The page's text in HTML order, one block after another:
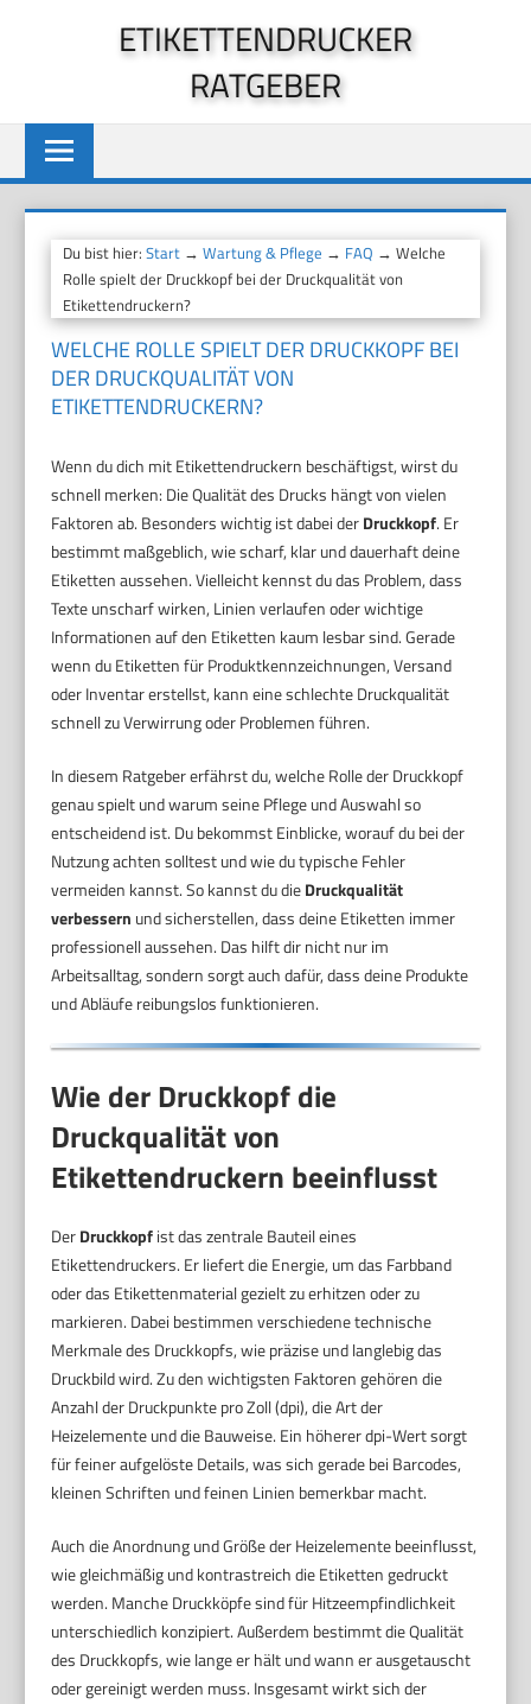
ETIKETTENDRUCKER
RATGEBER
Du bist hier:Start →Wartung & Pflege → FAQ → Welche
Rolle spielt der Druckkopf bei der Druckqualität von
Etikettendruckern?
WELCHE ROLLE SPIELT DER DRUCKKOPF BEI
DER DRUCKQUALITÄT VON
ETIKETTENDRUCKERN?
Wenn du dich mit Etikettendruckern beschäftigst, wirst du
schnell merken: Die Qualität des Drucks hängt von vielen
Faktoren ab. Besonders wichtig ist dabei derDruckkopf. Er
bestimmt maßgeblich, wie scharf, klar und dauerhaft deine
Etiketten aussehen. Vielleicht kennst du das Problem, dass
Texte unscharf wirken, Linien verlaufen oder wichtige
Informationen auf den Etiketten kaum lesbar sind. Gerade
wenn du Etiketten für Produktkennzeichnungen, Versand
oder Inventar erstellst, kann eine schlechte Druckqualität
schnell zu Verwirrung oder Problemen führen.
In diesem Ratgeber erfährst du, welche Rolle der Druckkopf
genau spielt und warum seine Pflege und Auswahl so
entscheidend ist. Du bekommst Einblicke, worauf du bei der
Nutzung achten solltest und wie du typische Fehler
vermeiden kannst. So kannst du dieDruckqualität
verbessern und sicherstellen, dass deine Etiketten immer
professionell aussehen. Das hilft dir nicht nur im
Arbeitsalltag, sondern sorgt auch dafür, dass deine Produkte
und Abläufe reibungslos funktionieren.
Wie der Druckkopf die
Druckqualität von
Etikettendruckern beeinflusst
DerDruckkopfist das zentrale Bauteil eines
Etikettendruckers. Er liefert die Energie, um das Farbband
oder das Etikettenmaterial gezielt zu erhitzen oder zu
markieren. Dabei bestimmen verschiedene technische
Merkmale des Druckkopfs, wie präzise und langlebig das
Druckbild wird. Zu den wichtigsten Faktoren gehören die
Anzahl der Druckpunkte pro Zoll (dpi), die Art der
Heizelemente und die Bauweise. Ein höherer dpi-Wert sorgt
für feiner aufgelöste Details, was sich gerade bei Barcodes,
kleinen Schriften und feinen Linien bemerkbar macht.
Auch die Anordnung und Größe der Heizelemente beeinflusst,
wie gleichmäßig und kontrastreich die Etiketten gedruckt
werden. Manche Druckköpfe sind für Hitzeempfindlichkeit
unterschiedlich konzipiert. Außerdem bestimmt die Qualität
des Druckkopfs, wie lange er hält und wann er ausgetauscht
oder gereinigt werden muss. Insgesamt wirkt sich der